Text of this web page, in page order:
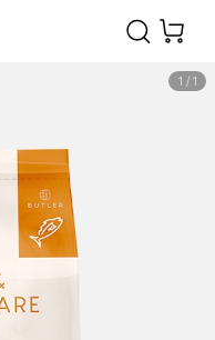
1 / 1